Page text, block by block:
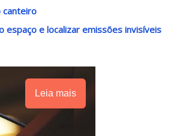
canteiro
e localizar emissões invisíveis
Leia mais